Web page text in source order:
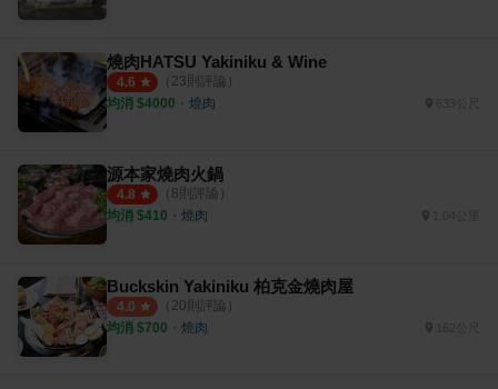
燒肉HATSU Yakiniku & Wine
4.6 （ 23則評論）
均消 $4000 ・ 燒肉
源本家燒肉火鍋
4.8 （ 8則評論）
均消 $410 ・ 燒肉 1.04公里
Buckskin Yakiniku 柏克金燒肉屋
4.0 （ 20則評論）
均消 $700 ・ 燒肉